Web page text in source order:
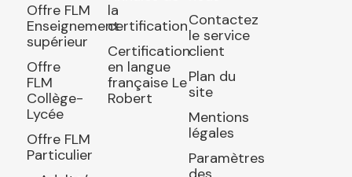
Offre FLM
Enseignement
supérieur
Offre
FLM
Collège-
Lycée
Offre FLM
Particulier
la
certification
Certification
en langue
française Le
Robert
Contactez
le service
client
Plan du
site
Mentions
légales
Paramètres